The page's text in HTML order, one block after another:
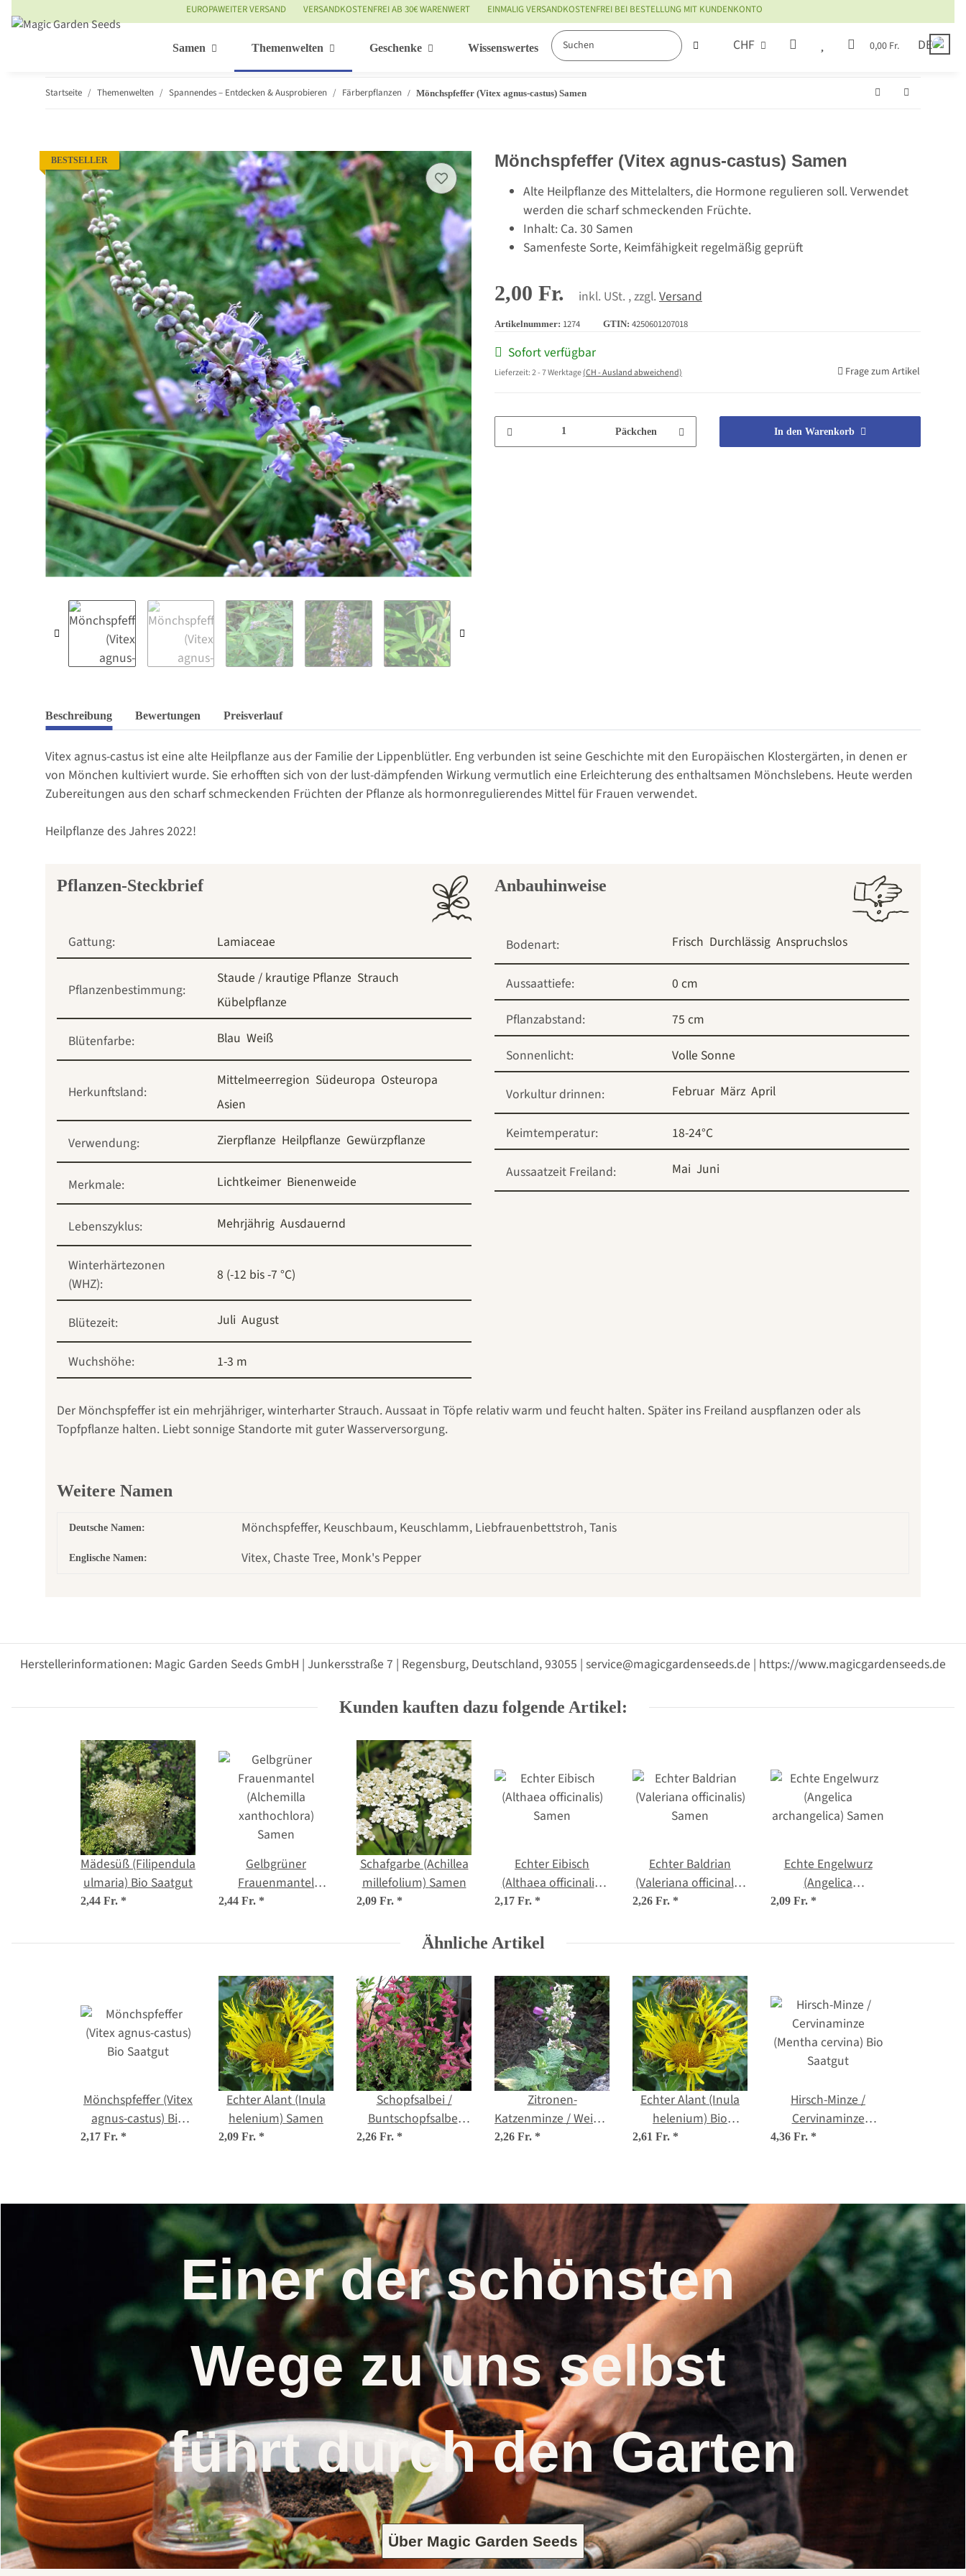
EUROPAWEITER VERSAND VERSANDKOSTENFREI AB 30€ WARENWERT EINMALIG VERSANDKOSTENFREI BEI BESTELLUNG MIT KUNDENKONTO
CHF 0,00 Fr. DE
Samen Themenwelten Geschenke Wissenswertes Service
Startseite Themenwelten Spannendes – Entdecken & Ausprobieren Färberpflanzen Mönchspfeffer (Vitex agnus-castus) Samen
BESTSELLER Mönchspfeffer (Vitex agnus-castus) Samen
Alte Heilpflanze des Mittelalters, die Hormone regulieren soll. Verwendet
werden die scharf schmeckenden Früchte.
Inhalt: Ca. 30 Samen
Samenfeste Sorte, Keimfähigkeit regelmäßig geprüft
2,00 Fr. inkl. USt. , zzgl. Versand
Artikelnummer: 1274 GTIN: 4250601207018
Sofort verfügbar
Lieferzeit:2 - 7 Werktage(CH - Ausland abweichend) Frage zum Artikel
Päckchen In den Warenkorb
Beschreibung Bewertungen Preisverlauf
Vitex agnus-castus ist eine alte Heilpflanze aus der Familie der Lippenblütler. Eng verbunden ist seine Geschichte mit den Europäischen Klostergärten, in denen er
von Mönchen kultiviert wurde. Sie erhofften sich von der lust-dämpfenden Wirkung vermutlich eine Erleichterung des enthaltsamen Mönchslebens. Heute werden
Zubereitungen aus den scharf schmeckenden Früchten der Pflanze als hormonregulierendes Mittel für Frauen verwendet.
Heilpflanze des Jahres 2022!
Pflanzen-Steckbrief
Gattung: Lamiaceae
Pflanzenbestimmung:
Staude / krautige Pflanze Strauch
Kübelpflanze
Blütenfarbe: Blau Weiß
Herkunftsland:
Mittelmeerregion Südeuropa Osteuropa
Asien
Verwendung: Zierpflanze Heilpflanze Gewürzpflanze
Merkmale: Lichtkeimer Bienenweide
Lebenszyklus: Mehrjährig Ausdauernd
Winterhärtezonen
(WHZ):
8 (-12 bis -7 °C)
Blütezeit: Juli August
Wuchshöhe: 1-3 m
Anbauhinweise
Bodenart: Frisch Durchlässig Anspruchslos
Aussaattiefe:
0 cm
Pflanzabstand:
75 cm
Sonnenlicht:
Volle Sonne
Vorkultur drinnen: Februar März April
Keimtemperatur: 18-24°C
Aussaatzeit Freiland: Mai Juni
Der Mönchspfeffer ist ein mehrjähriger, winterharter Strauch. Aussaat in Töpfe relativ warm und feucht halten. Später ins Freiland auspflanzen oder als
Topfpflanze halten. Liebt sonnige Standorte mit guter Wasserversorgung.
Weitere Namen
Deutsche Namen: Mönchspfeffer, Keuschbaum, Keuschlamm, Liebfrauenbettstroh, Tanis
Englische Namen: Vitex, Chaste Tree, Monk's Pepper
Herstellerinformationen: Magic Garden Seeds GmbH | Junkersstraße 7 | Regensburg, Deutschland, 93055 | service@magicgardenseeds.de | https://www.magicgardenseeds.de
Kunden kauften dazu folgende Artikel:
Mädesüß (Filipendula
ulmaria) Bio Saatgut
2,44 Fr. *
Gelbgrüner
Frauenmantel
(Alchemilla
Samen
2,44 Fr. *
Schafgarbe (Achillea
millefolium) Samen
2,09 Fr. *
Echter Eibisch
(Althaea officinalis)
Samen
2,17 Fr. *
Echter Baldrian
(Valeriana officinalis)
Samen
2,26 Fr. *
Echte Engelwurz
(Angelica
archangelica) Samen
2,09 Fr. *
Ähnliche Artikel
Mönchspfeffer (Vitex
agnus-castus) Bio
Saatgut
2,17 Fr. *
Echter Alant (Inula
helenium) Samen
2,09 Fr. *
Schopfsalbei /
Buntschopfsalbei
(Salvia viridis) Bio
2,26 Fr. *
Zitronen-
Katzenminze / Weisse
Melisse (Nepeta
2,26 Fr. *
Echter Alant (Inula
helenium) Bio
Saatgut
2,61 Fr. *
Hirsch-Minze /
Cervinaminze
(Mentha cervina) Bio
4,36 Fr. *
Einer der schönsten
Wege zu uns selbst
führt durch den Garten
Über Magic Garden Seeds